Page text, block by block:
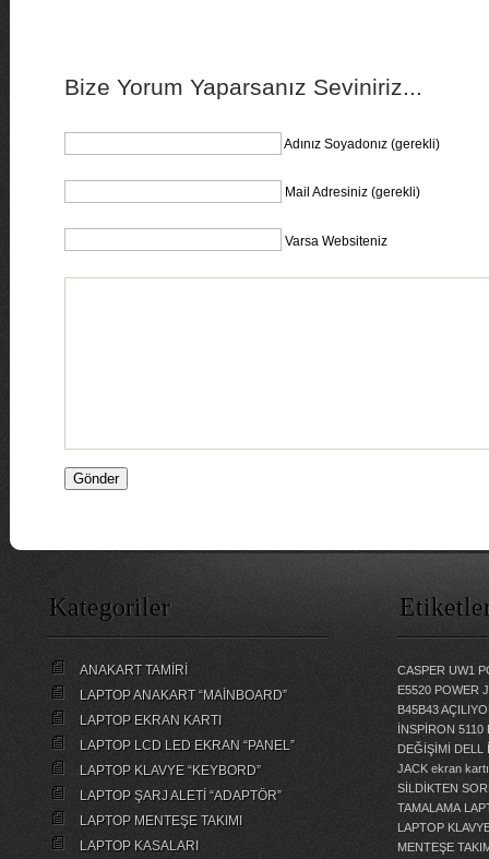
Bize Yorum Yaparsanız Seviniriz...
Adınız Soyadonız (gerekli)
Mail Adresiniz (gerekli)
Varsa Websiteniz
Kategoriler
ANAKART TAMİRİ
LAPTOP ANAKART “MAİNBOARD”
LAPTOP EKRAN KARTI
LAPTOP LCD LED EKRAN “PANEL”
LAPTOP KLAVYE “KEYBORD”
LAPTOP ŞARJ ALETİ “ADAPTÖR”
LAPTOP MENTEŞE TAKIMI
LAPTOP KASALARI
CASPER UW1
E5520 POWER
B45B43
İNSPİRON
DEĞİŞİMİ
DELL
JACK ekran
SİLDİKTEN
TAMALAMA
LAPTOP
MENTEŞE